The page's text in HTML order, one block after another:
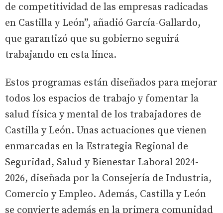
de competitividad de las empresas radicadas
en Castilla y León”, añadió García-Gallardo,
que garantizó que su gobierno seguirá
trabajando en esta línea.
Estos programas están diseñados para mejorar
todos los espacios de trabajo y fomentar la
salud física y mental de los trabajadores de
Castilla y León. Unas actuaciones que vienen
enmarcadas en la Estrategia Regional de
Seguridad, Salud y Bienestar Laboral 2024-
2026, diseñada por la Consejería de Industria,
Comercio y Empleo. Además, Castilla y León
se convierte además en la primera comunidad